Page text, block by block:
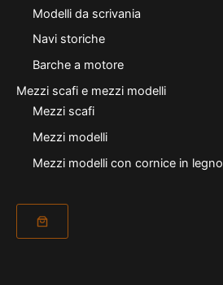
Modelli da scrivania
Navi storiche
Barche a motore
Mezzi scafi e mezzi modelli
Mezzi scafi
Mezzi modelli
Mezzi modelli con cornice in legno